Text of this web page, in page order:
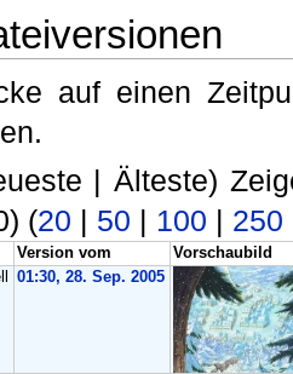
auf einen
| Älteste)
(20 | 50 | 100 | 250
Version vom
Vorschaubild
01:30, 28. Sep. 2005